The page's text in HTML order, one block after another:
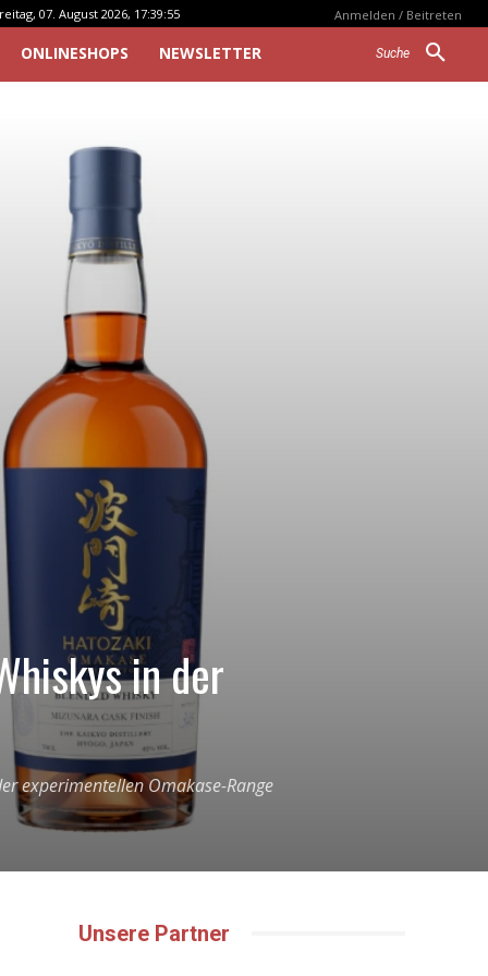
07. August 2026, 17:39:55 Anmelden / Beitreten
Suche
ONLINESHOPS NEWSLETTER
in der
experimentellen Omakase-Range
Unsere Partner